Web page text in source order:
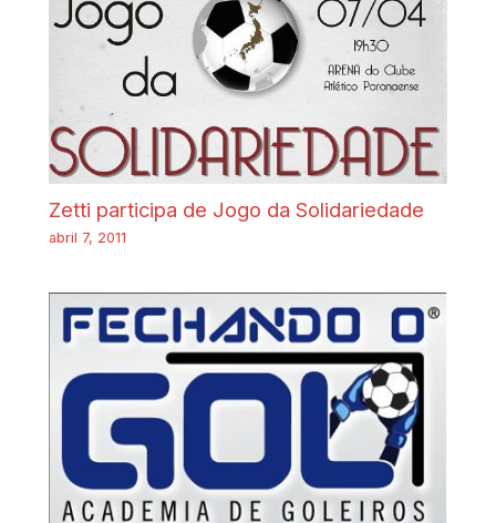
Zetti participa de Jogo da Solidariedade
abril 7, 2011